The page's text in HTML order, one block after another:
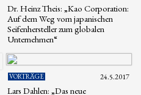
Dr. Heinz Theis: „Kao Corporation:
Auf dem Weg vom japanischen
Seifenhersteller zum globalen
Unternehmen“
VORTRÄGE 24.5.2017
Lars Dahlen: „Das neue